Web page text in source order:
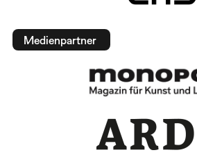
Medienpartner